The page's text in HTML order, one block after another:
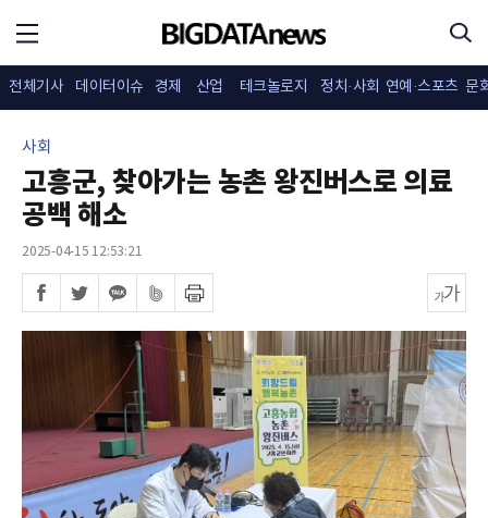
전체기사 데이터이슈 경제 산업 테크놀로지 정치·사회 연예·스포츠 문
사회
고흥군, 찾아가는 농촌 왕진버스로 의료
공백 해소
2025-04-15 12:53:21